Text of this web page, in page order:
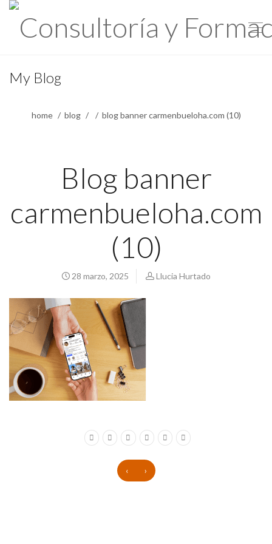
My Blog
home blog blog banner carmenbueloha.com (10)
Blog banner
carmenbueloha.com
(10)
28 marzo, 2025 Llucia Hurtado
‹ ›